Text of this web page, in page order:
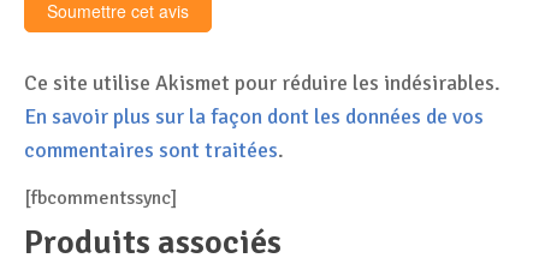
Ce site utilise Akismet pour réduire les indésirables.
En savoir plus sur la façon dont les données de vos
commentaires sont traitées.
[fbcommentssync]
Produits associés